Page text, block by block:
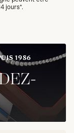
jours*.
1986